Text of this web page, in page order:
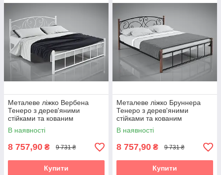
Металеве ліжко Вербена
Тенеро з дерев'яними
стійками та кованим
візерунком
В наявності
8 757,90 ₴ 9 731 ₴
Купити
Металеве ліжко Бруннера
Тенеро з дерев'яними
стійками та кованим
узголів'ям
В наявності
8 757,90 ₴ 9 731 ₴
Купити